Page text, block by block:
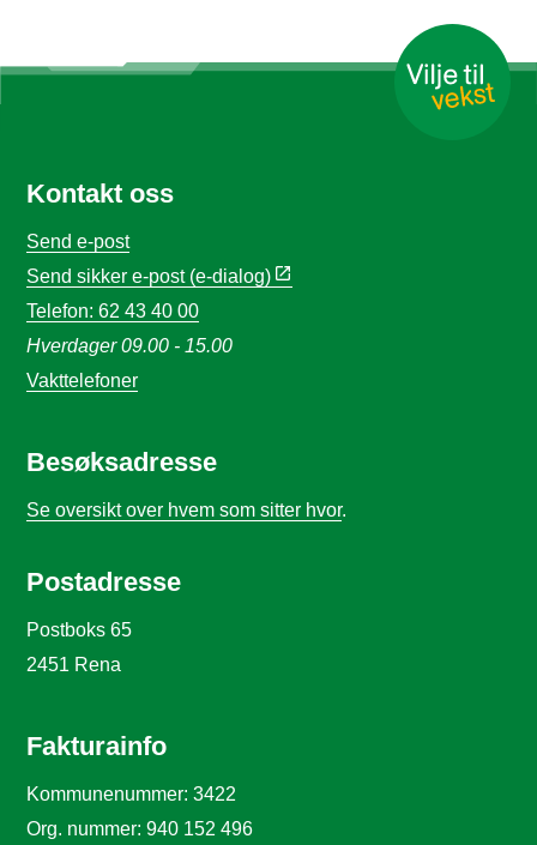
Kontakt oss
Send e-post
Send sikker e-post (e-dialog)
Telefon: 62 43 40 00
Hverdager 09.00 - 15.00
Vakttelefoner
Besøksadresse
Se oversikt over hvem som sitter hvor.
Postadresse
Postboks 65
2451 Rena
Fakturainfo
Kommunenummer: 3422
Org. nummer: 940 152 496